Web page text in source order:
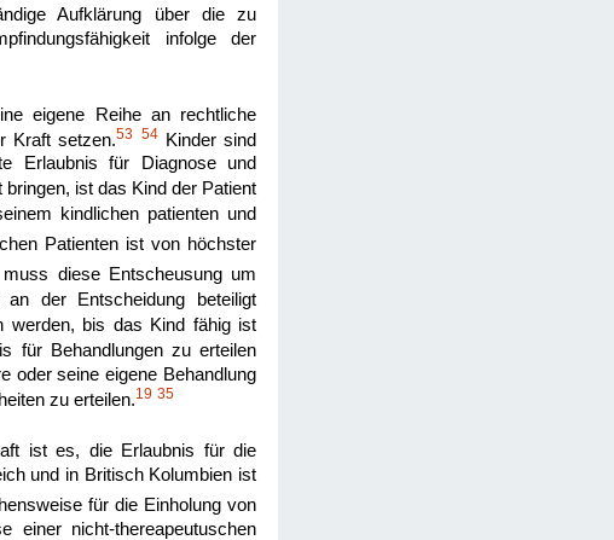
Aufklärung über die zu
infolge der
eigene Reihe an rechtliche
Kraft setzen.53 54Kinder sind
Erlaubnis für Diagnose und
ist das Kind der Patient
kindlichen patienten und
Patienten ist von höchster
diese Entscheusung um
der Entscheidung beteiligt
werden, bis das Kind fähig ist
für Behandlungen zu erteilen
oder seine eigene Behandlung
zu erteilen.19 35
ist es, die Erlaubnis für die
und in Britisch Kolumbien ist
für die Einholung von
einer nicht-thereapeutuschen